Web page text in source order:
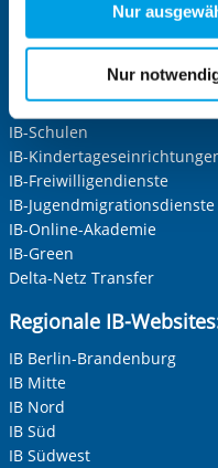
Zwecke entscheiden
für die Zukunft
Cookies, die
aufgerufenen und somit
Funktionen sind. Diese
berechtigter Interessen
Einwilligung.
Nur
Nur
Zentrale IB-Websites:
Die Internationale Arbeit
IB-Personalentwicklung
IB-Schulen
IB-
IB-Freiwilligendienste
IB-Jugendmigrationsdienste
IB-Online-Akademie
IB-Green
Delta-Netz Transfer
Regionale IB-
IB Berlin-Brandenburg
IB Mitte
IB Nord
IB Süd
IB Südwest